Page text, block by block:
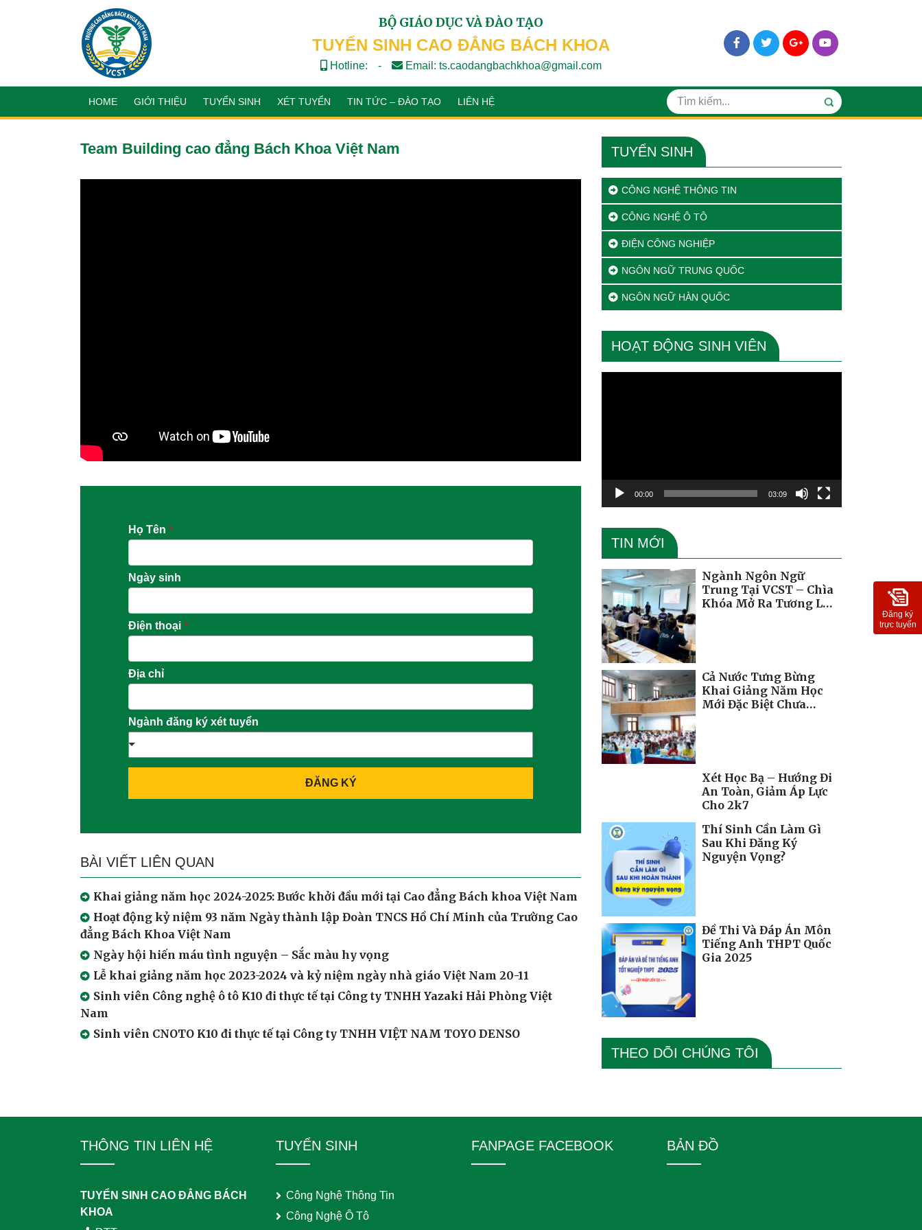
BỘ GIÁO DỤC VÀ ĐÀO TẠO
TUYỂN SINH CAO ĐẲNG BÁCH KHOA
Hotline: - Email: ts.caodangbachkhoa@gmail.com
HOME GIỚI THIỆU TUYỂN SINH XÉT TUYỂN TIN TỨC – ĐÀO TẠO LIÊN HỆ
Team Building cao đẳng Bách Khoa Việt Nam
Họ Tên *
Ngày sinh
Điện thoại *
Địa chỉ
Ngành đăng ký xét tuyển
ĐĂNG KÝ
BÀI VIẾT LIÊN QUAN
Khai giảng năm học 2024-2025: Bước khởi đầu mới tại Cao đẳng Bách khoa Việt Nam
Hoạt động kỷ niệm 93 năm Ngày thành lập Đoàn TNCS Hồ Chí Minh của Trường Cao
đẳng Bách Khoa Việt Nam
Ngày hội hiến máu tình nguyện – Sắc màu hy vọng
Lễ khai giảng năm học 2023-2024 và kỷ niệm ngày nhà giáo Việt Nam 20-11
Sinh viên Công nghệ ô tô K10 đi thực tế tại Công ty TNHH Yazaki Hải Phòng Việt
Nam
Sinh viên CNOTO K10 đi thực tế tại Công ty TNHH VIỆT NAM TOYO DENSO
TUYỂN SINH
CÔNG NGHỆ THÔNG TIN
CÔNG NGHỆ Ô TÔ
ĐIỆN CÔNG NGHIỆP
NGÔN NGỮ TRUNG QUỐC
NGÔN NGỮ HÀN QUỐC
HOẠT ĐỘNG SINH VIÊN
00:00 03:09
TIN MỚI
Ngành Ngôn Ngữ
Trung Tại VCST – Chìa
Khóa Mở Ra Tương Lai
Cả Nước Tưng Bừng
Khai Giảng Năm Học
Mới Đặc Biệt Chưa
Xét Học Bạ – Hướng Đi
An Toàn, Giảm Áp Lực
Cho 2k7
Thí Sinh Cần Làm Gì
Sau Khi Đăng Ký
Nguyện Vọng?
Đề Thi Và Đáp Án Môn
Tiếng Anh THPT Quốc
Gia 2025
THEO DÕI CHÚNG TÔI
THÔNG TIN LIÊN HỆ
TUYỂN SINH CAO ĐẲNG BÁCH
KHOA
TUYỂN SINH
Công Nghệ Thông Tin
Công Nghệ Ô Tô
FANPAGE FACEBOOK BẢN ĐỒ
Đăng ký
trực tuyến